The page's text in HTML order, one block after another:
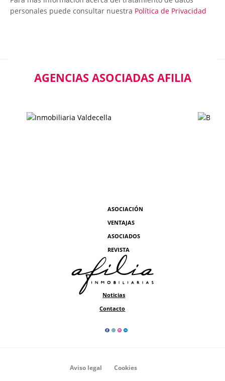
personales puede consultar nuestra Política de Privacidad
AGENCIAS ASOCIADAS AFILIA
ASOCIACIÓN
VENTAJAS
ASOCIADOS
REVISTA
Noticias
Contacto
Aviso legal
Cookies